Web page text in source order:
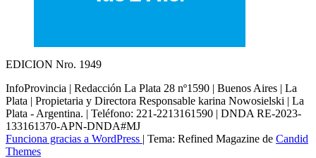
EDICION Nro. 1949
InfoProvincia | Redacción La Plata 28 nº1590 | Buenos Aires | La
Plata | Propietaria y Directora Responsable karina Nowosielski | La
Plata - Argentina. | Teléfono: 221-2213161590 | DNDA RE-2023-
133161370-APN-DNDA#MJ
Funciona gracias a WordPress | Tema: Refined Magazine de Candid
Themes